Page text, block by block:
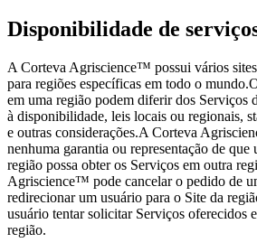
Disponibilidade de
A Corteva Agriscience™ possui vários
para regiões específicas em todo o
em uma região podem diferir dos Serviços
à disponibilidade, leis locais ou regionais,
e outras considerações.A Corteva
nenhuma garantia ou representação de que
região possa obter os Serviços em outra
Agriscience™ pode cancelar o pedido de
redirecionar um usuário para o Site da
usuário tentar solicitar Serviços oferecidos
região.